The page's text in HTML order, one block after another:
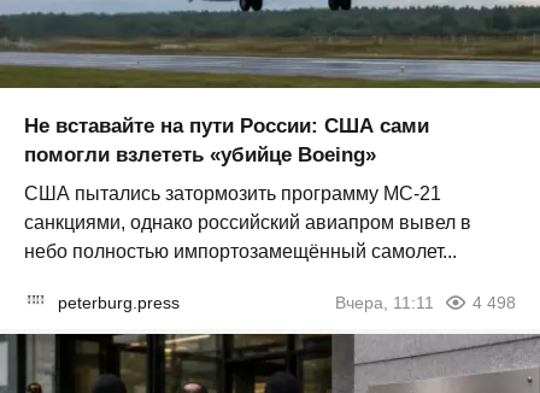
Не вставайте на пути России: США сами
помогли взлететь «убийце Boeing»
США пытались затормозить программу МС-21
санкциями, однако российский авиапром вывел в
небо полностью импортозамещённый самолет...
peterburg.press Вчера, 11:11 4 498